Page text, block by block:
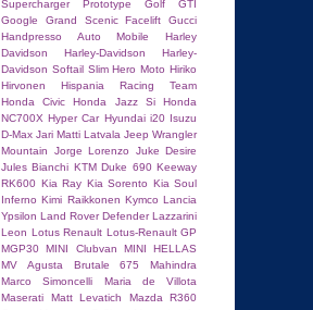
Supercharger Prototype
Golf GTI
Google
Grand Scenic Facelift
Gucci
Handpresso Auto Mobile
Harley
Davidson
Harley-Davidson
Harley-
Davidson Softail Slim Hero Moto Hiriko
Hirvonen
Hispania Racing Team
Honda Civic
Honda Jazz Si
Honda
NC700X Hyper Car Hyundai i20 Isuzu
D-Max Jari Matti Latvala Jeep Wrangler
Mountain
Jorge Lorenzo
Juke Desire
Jules Bianchi KTM Duke 690 Keeway
RK600 Kia Ray Kia Sorento Kia Soul
Inferno Kimi Raikkοnen Kymco Lancia
Ypsilon Land Rover Defender Lazzarini
Leon Lotus Renault Lotus-Renault GP
MGP30 MINI Clubvan
MINI HELLAS
MV Agusta Brutale 675
Mahindra
Marco Simoncelli
Maria de Villota
Maserati
Matt Levatich
Mazda R360